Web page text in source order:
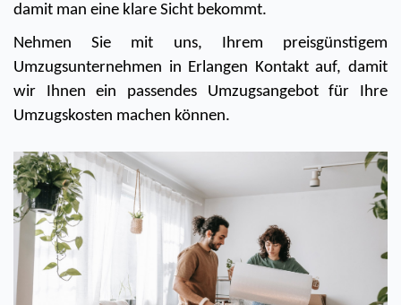
damit man eine klare Sicht bekommt.
Nehmen Sie mit uns, Ihrem preisgünstigem
Umzugsunternehmen in Erlangen Kontakt auf, damit
wir Ihnen ein passendes Umzugsangebot für Ihre
Umzugskosten machen können.